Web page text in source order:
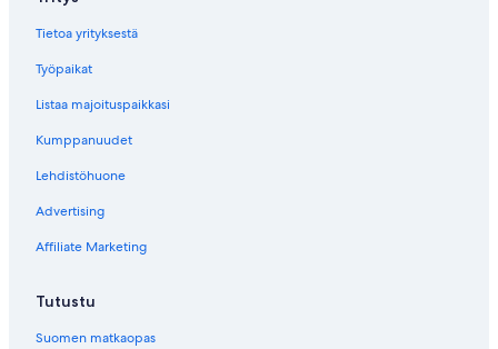
Tietoa yrityksestä
Työpaikat
Listaa majoituspaikkasi
Kumppanuudet
Lehdistöhuone
Advertising
Affiliate Marketing
Tutustu
Suomen matkaopas